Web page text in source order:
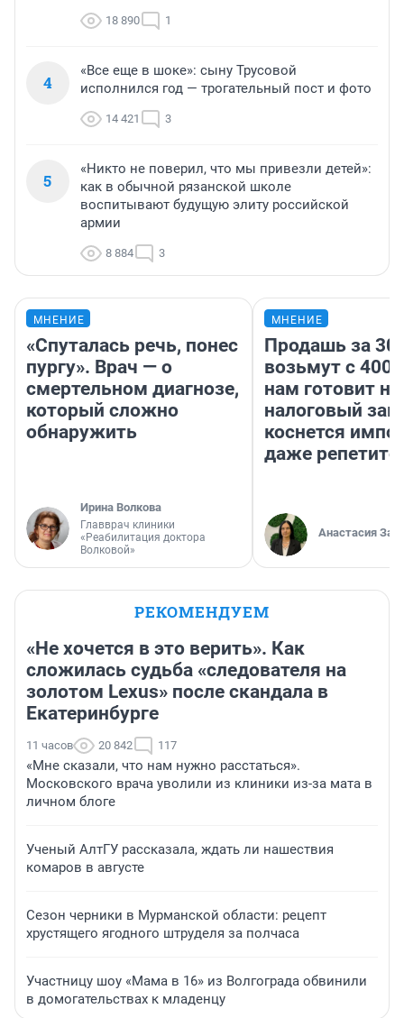
18 890 1
4
«Все еще в шоке»: сыну Трусовой
исполнился год — трогательный пост и фото
14 421 3
5
«Никто не поверил, что мы привезли детей»:
как в обычной рязанской школе
воспитывают будущую элиту российской
армии
8 884 3
МНЕНИЕ
«Спуталась речь, понес
пургу». Врач — о
смертельном диагнозе,
который сложно
обнаружить
Ирина Волкова
Главврач клиники
«Реабилитация доктора
Волковой»
МНЕНИЕ
Продашь за
возьмут с
нам готовит
налоговый
коснется
даже
Анастасия
РЕКОМЕНДУЕМ
«Не хочется в это верить». Как
сложилась судьба «следователя на
золотом Lexus» после скандала в
Екатеринбурге
11 часов 20 842 117
«Мне сказали, что нам нужно расстаться».
Московского врача уволили из клиники из-за мата в
личном блоге
Ученый АлтГУ рассказала, ждать ли нашествия
комаров в августе
Сезон черники в Мурманской области: рецепт
хрустящего ягодного штруделя за полчаса
Участницу шоу «Мама в 16» из Волгограда обвинили
в домогательствах к младенцу